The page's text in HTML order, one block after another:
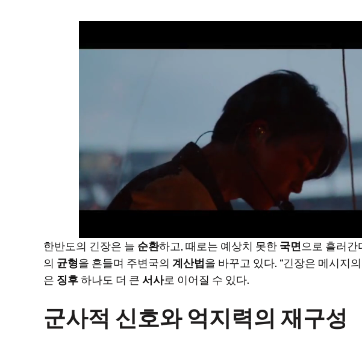
한반도의 긴장은 늘 순환하고, 때로는 예상치 못한 국면으로 흘러간
의 균형을 흔들며 주변국의 계산법을 바꾸고 있다. “긴장은 메시지
은 징후하나도 더 큰 서사로 이어질 수 있다.
군사적 신호와 억지력의 재구성